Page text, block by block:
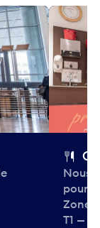
Nous
pour
Zone.
T1 —